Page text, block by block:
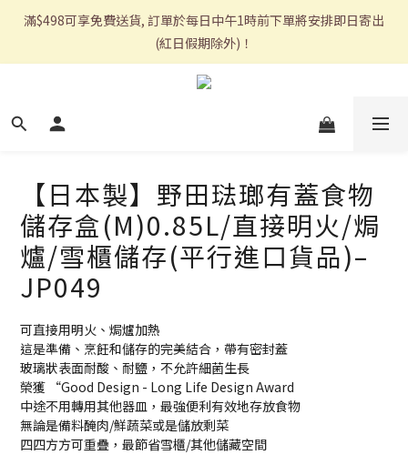
滿$498可享免費送貨, 訂單於每日中午1時前下單將安排即日寄出
(紅日假期除外)！
【日本製】野田琺瑯有蓋食物
儲存盒(M)0.85L/直接明火/焗
爐/雪櫃儲存(平行進口貨品)–
JP049
可直接用明火、焗爐加熱
這是準備、烹飪和儲存的完美結合，帶有密封蓋
玻璃狀表面耐酸、耐鹽，不允許細菌生長
榮獲 “Good Design - Long Life Design Award
中途不用轉用其他器皿，最強便利有效地存放食物
無論是備料醃肉/鮮蔬菜或是儲放剩菜
四四方方可重疊，最節省雪櫃/其他儲藏空間